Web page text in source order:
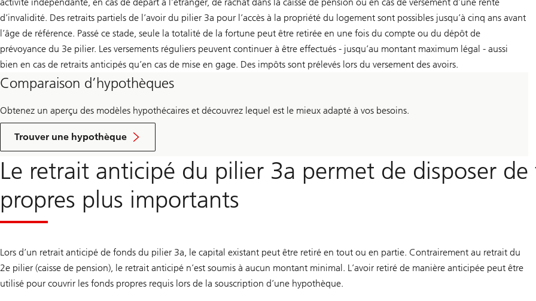
d’invalidité. Des retraits partiels de l’avoir du pilier 3a pour l’accès à la propriété du logement sont possibles jusqu’à cinq ans avant
l’âge de référence. Passé ce stade, seule la totalité de la fortune peut être retirée en une fois du compte ou du dépôt de
prévoyance du 3e pilier. Les versements réguliers peuvent continuer à être effectués - jusqu’au montant maximum légal - aussi
bien en cas de retraits anticipés qu’en cas de mise en gage. Des impôts sont prélevés lors du versement des avoirs.
Comparaison d’hypothèques
Obtenez un aperçu des modèles hypothécaires et découvrez lequel est le mieux adapté à vos besoins.
Trouver une hypothèque
Zum
Hypothekenvergleich
Le retrait anticipé du pilier 3a permet de disposer
propres plus importants
Lors d’un retrait anticipé de fonds du pilier 3a, le capital existant peut être retiré en tout ou en partie. Contrairement au retrait du
2e pilier (caisse de pension), le retrait anticipé n’est soumis à aucun montant minimal. L’avoir retiré de manière anticipée peut être
utilisé pour couvrir les fonds propres requis lors de la souscription d’une hypothèque.